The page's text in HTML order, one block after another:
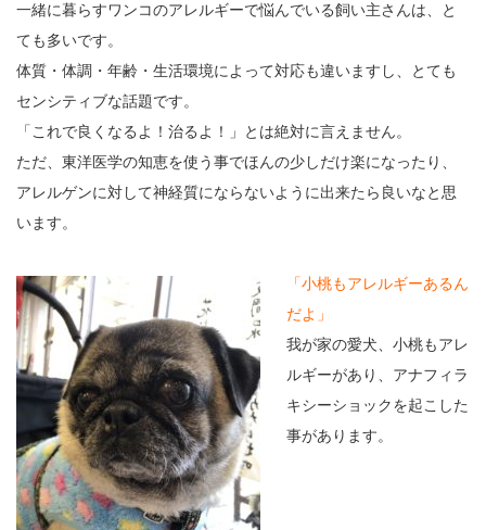
一緒に暮らすワンコのアレルギーで悩んでいる飼い主さんは、と
ても多いです。
体質・体調・年齢・生活環境によって対応も違いますし、とても
センシティブな話題です。
「これで良くなるよ！治るよ！」とは絶対に言えません。
ただ、東洋医学の知恵を使う事でほんの少しだけ楽になったり、
アレルゲンに対して神経質にならないように出来たら良いなと思
います。
「小桃もアレルギーあるん
だよ」
我が家の愛犬、小桃もアレ
ルギーがあり、アナフィラ
キシーショックを起こした
事があります。